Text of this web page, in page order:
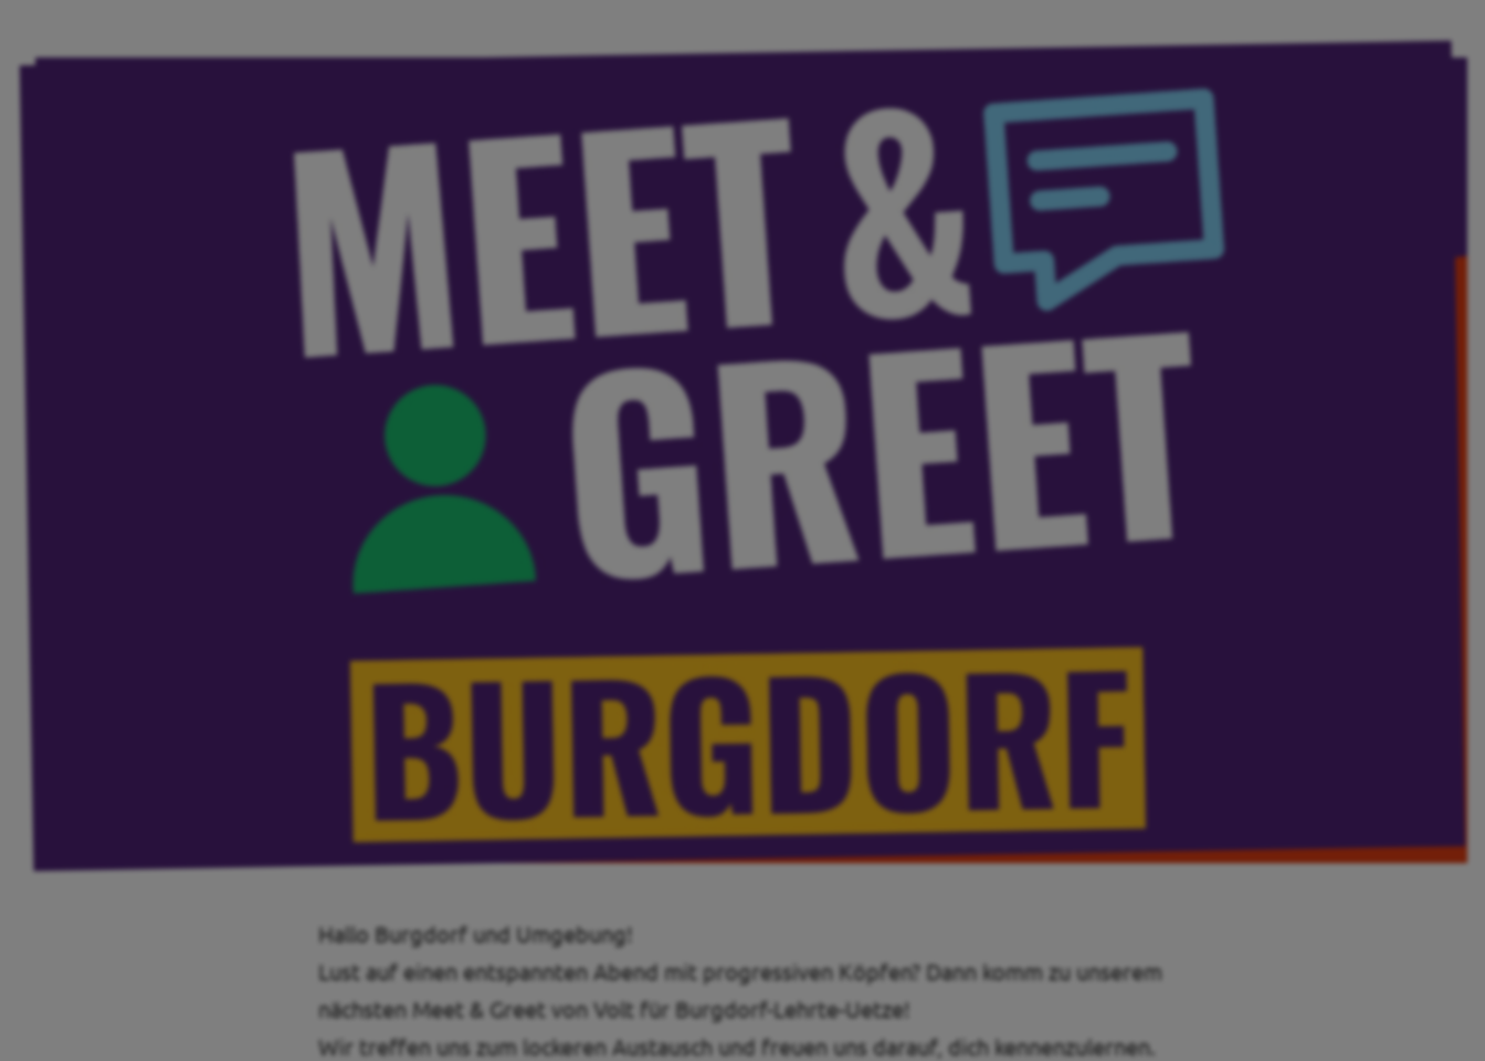
Kennenlernen und mitmachen
Hallo Burgdorf und Umgebung!
Lust auf einen entspannten Abend mit progressiven Köpfen? Dann komm zu unserem
nächsten Meet & Greet von Volt für Burgdorf-Lehrte-Uetze!
Wir treffen uns zum lockeren Austausch und freuen uns darauf, dich kennenzulernen.